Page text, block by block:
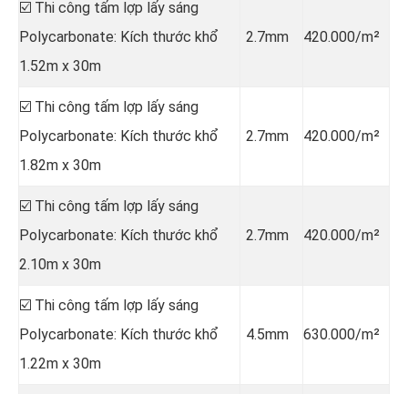
☑️ Thi công tấm lợp lấy sáng
Polycarbonate: Kích thước khổ
1.52m x 30m
2.7mm 420.000/m²
☑️ Thi công tấm lợp lấy sáng
Polycarbonate: Kích thước khổ
1.82m x 30m
2.7mm 420.000/m²
☑️ Thi công tấm lợp lấy sáng
Polycarbonate: Kích thước khổ
2.10m x 30m
2.7mm 420.000/m²
☑️ Thi công tấm lợp lấy sáng
Polycarbonate: Kích thước khổ
1.22m x 30m
4.5mm 630.000/m²